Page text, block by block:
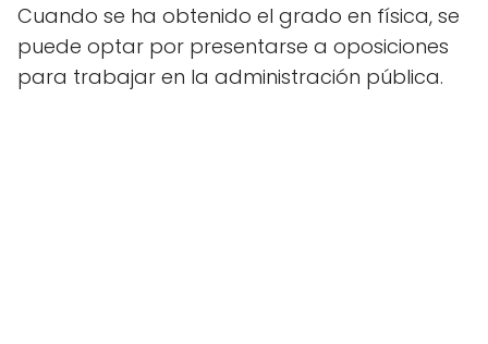
Cuando se ha obtenido el grado en física, se
puede optar por presentarse a oposiciones
para trabajar en la administración pública.